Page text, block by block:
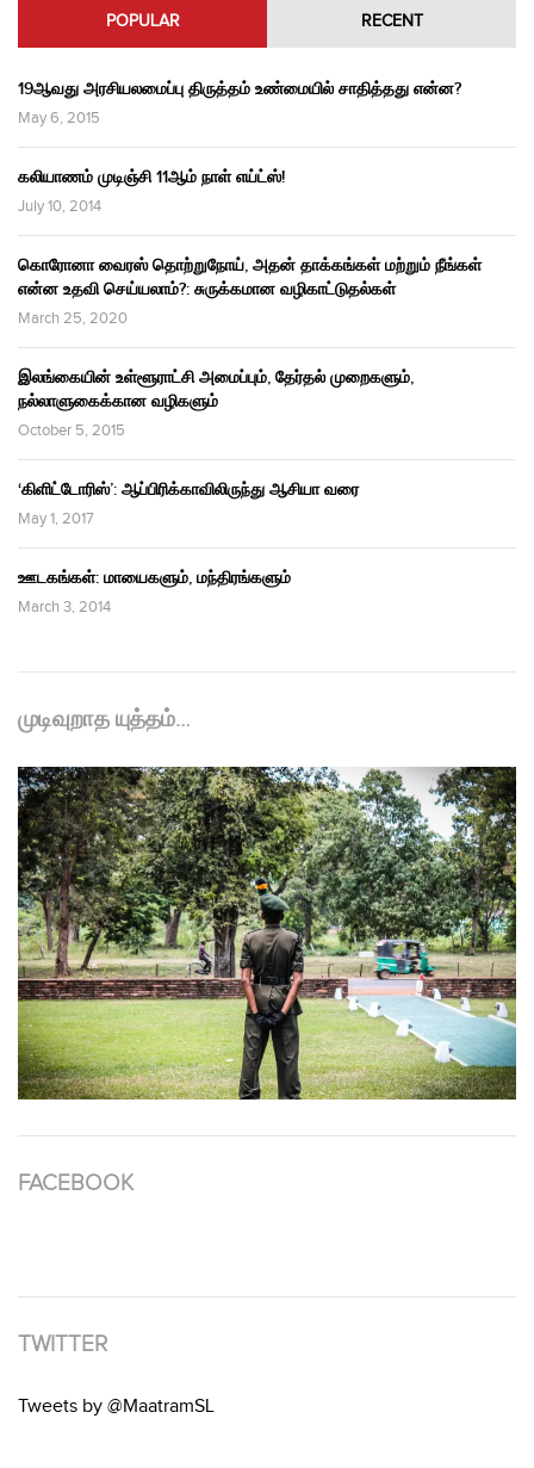
POPULAR RECENT
19ஆவது அரசியலமைப்பு திருத்தம் உண்மையில் சாதித்தது என்ன?
May 6, 2015
கலியாணம் முடிஞ்சி 11ஆம் நாள் எய்ட்ஸ்!
July 10, 2014
கொரோனா வைரஸ் தொற்றுநோய், அதன் தாக்கங்கள் மற்றும் நீங்கள்
என்ன உதவி செய்யலாம்?: சுருக்கமான வழிகாட்டுதல்கள்
March 25, 2020
இலங்கையின் உள்ளூராட்சி அமைப்பும், தேர்தல் முறைகளும்,
நல்லாளுகைக்கான வழிகளும்
October 5, 2015
‘கிளிட்டோரிஸ்’: ஆப்பிரிக்காவிலிருந்து ஆசியா வரை
May 1, 2017
ஊடகங்கள்: மாயைகளும், மந்திரங்களும்
March 3, 2014
முடிவுறாத யுத்தம்…
FACEBOOK
TWITTER
Tweets by @MaatramSL